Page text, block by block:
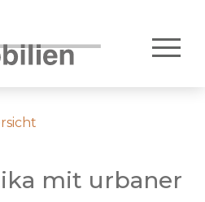
mit urbaner